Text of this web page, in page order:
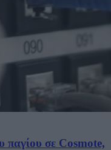
παγίου σε Cosmote,